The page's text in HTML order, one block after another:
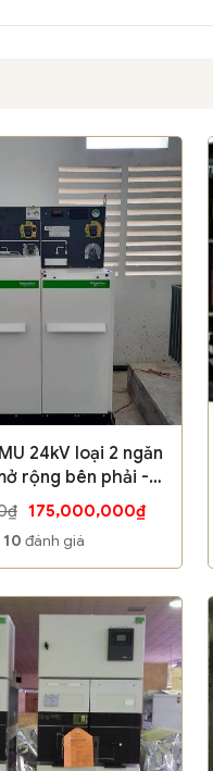
24kV loại 2 ngăn
rộng bên phải -
175,000,000₫
10 đánh giá